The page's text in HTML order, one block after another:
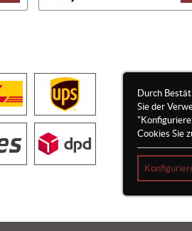
Durch
Sie der
Cookies Sie